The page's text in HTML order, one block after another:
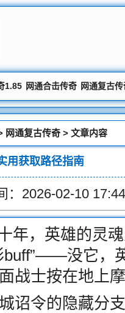
1.85 网通合击传奇 网通复古传
网通复古传奇 > 文章内容
用获取路径指南
：2026-02-10
年，英雄的灵
buff”——没它，
战士按在地上
诏令的隐藏分